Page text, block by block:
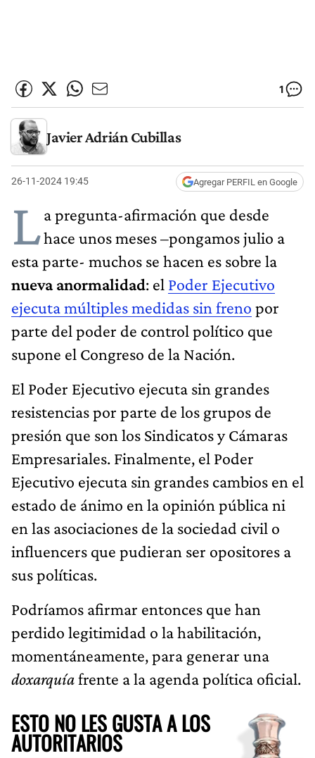
1
Javier Adrián Cubillas
26-11-2024 19:45 Agregar PERFIL en Google
La pregunta-afirmación que desde
hace unos meses –pongamos julio a
esta parte- muchos se hacen es sobre la
nueva anormalidad: el Poder Ejecutivo
ejecuta múltiples medidas sin freno por
parte del poder de control político que
supone el Congreso de la Nación.
El Poder Ejecutivo ejecuta sin grandes
resistencias por parte de los grupos de
presión que son los Sindicatos y Cámaras
Empresariales. Finalmente, el Poder
Ejecutivo ejecuta sin grandes cambios en el
estado de ánimo en la opinión pública ni
en las asociaciones de la sociedad civil o
influencers que pudieran ser opositores a
sus políticas.
Podríamos afirmar entonces que han
perdido legitimidad o la habilitación,
momentáneamente, para generar una
doxarquíafrente a la agenda política oficial.
ESTO NO LES GUSTA A LOS
AUTORITARIOS